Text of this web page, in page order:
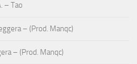
– Tao
– (Prod. Manqc)
– (Prod. Manqc)